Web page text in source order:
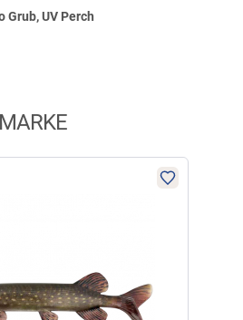
Grub, UV Perch